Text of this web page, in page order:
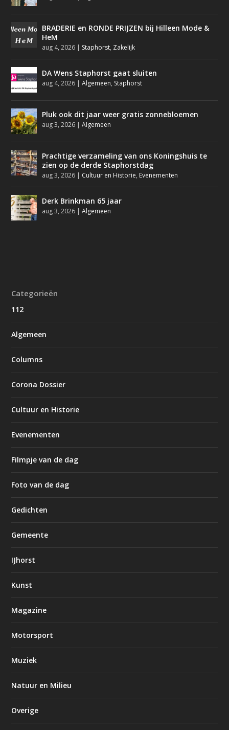
BRADERIE en RONDE PRIJZEN bij Hilleen Mode &
HeM
aug 4, 2026 | Staphorst, Zakelijk
DA Wens Staphorst gaat sluiten
aug 4, 2026 |Algemeen, Staphorst
Pluk ook dit jaar weer gratis zonnebloemen
aug 3, 2026 |Algemeen
Prachtige verzameling van ons Koningshuis te
zien op de derde Staphorstdag
aug 3, 2026 | Cultuur en Historie, Evenementen
Derk Brinkman 65 jaar
aug 3, 2026 |Algemeen
Categorieën
112
Algemeen
Columns
Corona Dossier
Cultuur en Historie
Evenementen
Filmpje van de dag
Foto van de dag
Gedichten
Gemeente
IJhorst
Kunst
Magazine
Motorsport
Muziek
Natuur en Milieu
Overige